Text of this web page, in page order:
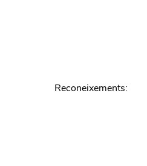
Reconeixements: